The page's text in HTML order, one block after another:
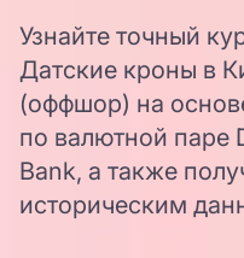
Узнайте точный
Датские кроны в
(оффшор) на
по валютной паре
Bank, а также
историческим